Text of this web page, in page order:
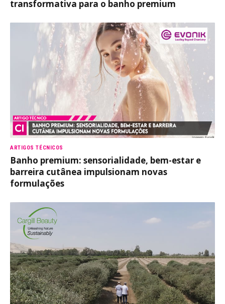
transformativa para o banho premium
ARTIGOS TÉCNICOS
Banho premium: sensorialidade, bem-estar e
barreira cutânea impulsionam novas
formulações